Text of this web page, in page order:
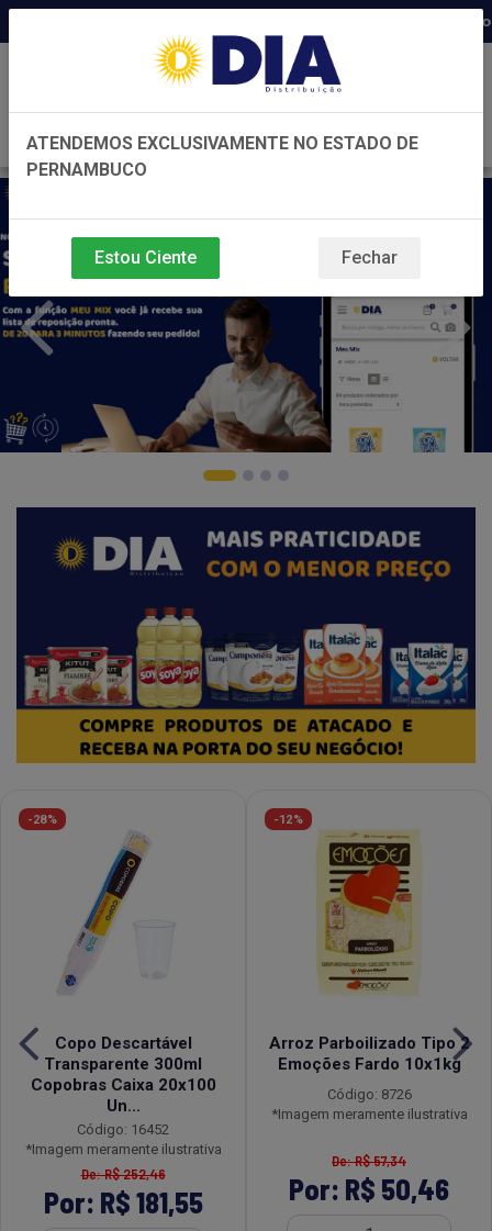
Distribuidora há 22 anos em Pernambuco ◆
-28%
Copo Descartável
Transparente 300ml
Copobras Caixa 20x100
Un...
Código: 16452
*Imagem meramente ilustrativa
De: R$ 252,46
Por: R$ 181,55
-12%
Arroz Parboilizado Tipo 2
Emoções Fardo 10x1kg
Código: 8726
*Imagem meramente ilustrativa
De: R$ 57,34
Por: R$ 50,46
ATENDEMOS EXCLUSIVAMENTE NO ESTADO DE
PERNAMBUCO
Estou Ciente Fechar